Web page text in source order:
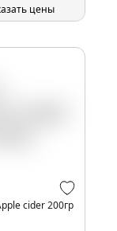
цены
cider 200гр